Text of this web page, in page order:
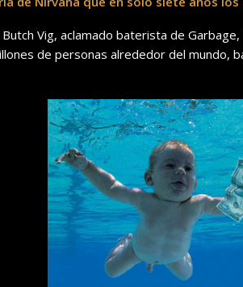
Vig, aclamado baterista de
de personas alrededor del mundo,